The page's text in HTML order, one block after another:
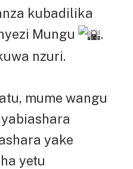
kubadilika
Mungu
.
nzuri.
mume wangu
yake
yetu